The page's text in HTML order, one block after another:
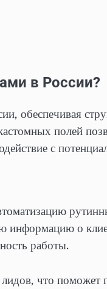
в России?
обеспечивая
полей
с
информацию о
работы.
что поможет